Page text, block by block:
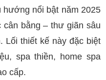
hướng nổi bật năm 2025
bằng – thư giãn sâu
Lối thiết kế này đặc biệt
spa thiền, home spa
cấp.